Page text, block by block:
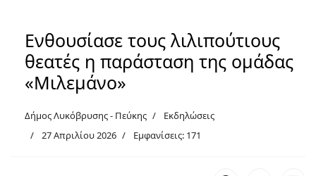
Ενθουσίασε τους λιλιπούτιους
θεατές η παράσταση της ομάδας
«Μιλεμάνο»
Δήμος Λυκόβρυσης - Πεύκης
Εκδηλώσεις
27 Απριλίου 2026
Εμφανίσεις: 171